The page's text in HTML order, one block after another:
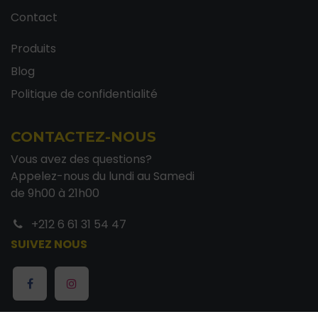
Contact
Produits
Blog
Politique de confidentialité
CONTACTEZ-NOUS
Vous avez des questions?
Appelez-nous du lundi au Samedi
de 9h00 à 21h00
+212 6 61 31 54 47
SUIVEZ NOUS